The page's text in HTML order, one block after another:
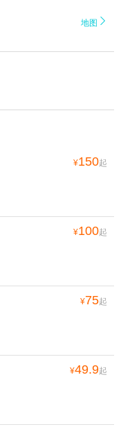
地图 
¥150起
¥100起
¥75起
¥49.9起